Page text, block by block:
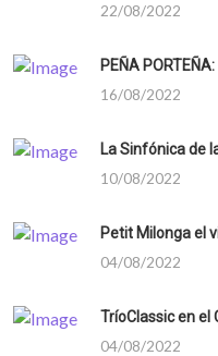
22/08/2022
PEÑA
16/08/2022
La Sinfónica de
10/08/2022
Petit Milonga el
04/08/2022
TríoClassic en el
04/08/2022